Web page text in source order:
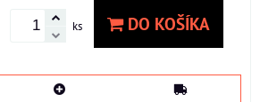
ks DO KOŠÍKA